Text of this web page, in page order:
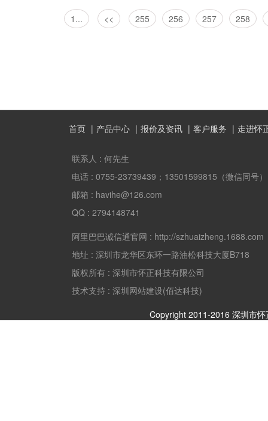
1... << 255 256 257 258
首页 产品中心 报价及资讯 客户服务 走进怀
联系人 : 何先生
电话 : 0755-23739439；13501599815（微信同号）
邮箱 : havihe@126.com
QQ : 2794148741
阿里巴巴诚信通官网 : http://szhuaizheng.1688.com
地址 : 深圳市龙华区东环一路油松科技大厦B718
版权所有 : 深圳市怀正科技有限公司
技术支持 : 深圳网站建设(佰达科技)
Copyright 2011-2016 深圳市